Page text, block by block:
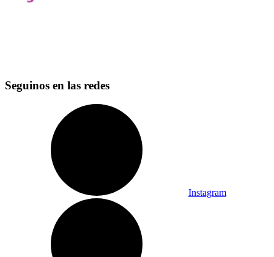
Seguinos en las redes
Instagram